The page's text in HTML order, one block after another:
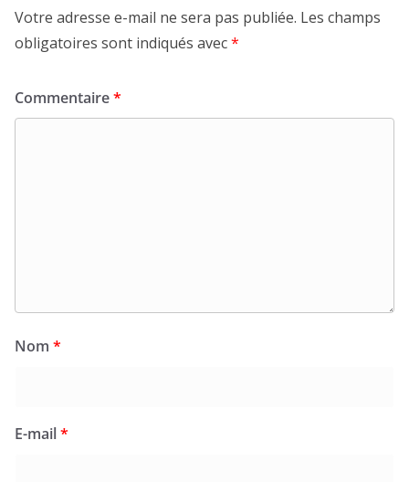
Votre adresse e-mail ne sera pas publiée. Les champs
obligatoires sont indiqués avec*
Commentaire*
Nom *
E-mail*